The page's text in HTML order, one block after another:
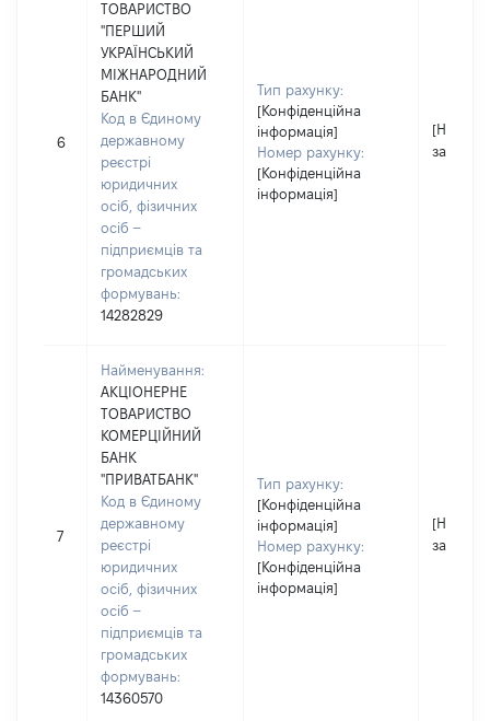
6
ТОВАРИСТВО
"ПЕРШИЙ
УКРАЇНСЬКИЙ
МІЖНАРОДНИЙ
БАНК"
Код в Єдиному
державному
реєстрі
юридичних
осіб, фізичних
осіб –
підприємців та
громадських
формувань:
14282829
Тип рахунку:
[Конфіденційна
інформація]
Номер рахунку:
[Конфіденційна
інформація]
[Не
7
Найменування:
АКЦІОНЕРНЕ
ТОВАРИСТВО
КОМЕРЦІЙНИЙ
БАНК
"ПРИВАТБАНК"
Код в Єдиному
державному
реєстрі
юридичних
осіб, фізичних
осіб –
підприємців та
громадських
формувань:
14360570
Тип рахунку:
[Конфіденційна
інформація]
Номер рахунку:
[Конфіденційна
інформація]
[Не